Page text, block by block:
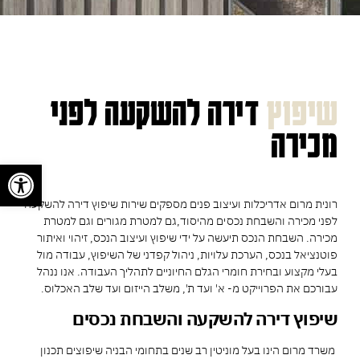
שיפוץדירה להשקעה לפני
מכירה
רונית מרום אדריכלות ועיצוב פנים מספקים שירות שיפוץ דירה להשקעה
לפני מכירה והשבחת נכסים מהיסוד,גם למטרת מגורים וגם למטרת
מכירה. השבחת הנכס תיעשה על ידי שיפוץ ועיצוב הנכס, זיהוי ואיתור
פוטנציאל בנכס, הערכת עלויות, ניהול קפדני של השיפוץ, עבודה מול
בעלי מקצוע ובחירת חומרי הגלם החיוניים לתהליך העבודה. אנו ננהל
עבורכם את הפרוייקט מ- א' ועד ת', משלב הייזום ועד שלב האכלוס.
שיפוץ דירה להשקעה והשבחת נכסים
משרד מרום הינו בעל מוניטין רב שנים בתחומי הבניה שיפוצים תכנון